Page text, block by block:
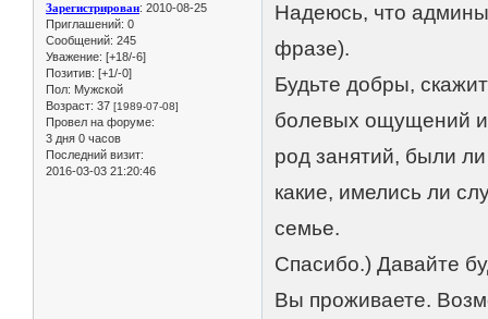
Зарегистрирован: 2010-08-25
Приглашений: 0
Сообщений: 245
Уважение: [+18/-6]
Позитив: [+1/-0]
Пол: Мужской
Возраст: 37 [1989-07-08]
Провел на форуме:
3 дня 0 часов
Последний визит:
2016-03-03 21:20:46
Надеюсь, что админы
фразе).
Будьте добры,
болевых ощущений
род занятий, были
какие, имелись ли
семье.
Спасибо.) Давайте
Вы проживаете.